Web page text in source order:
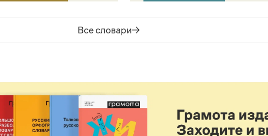
Все словари